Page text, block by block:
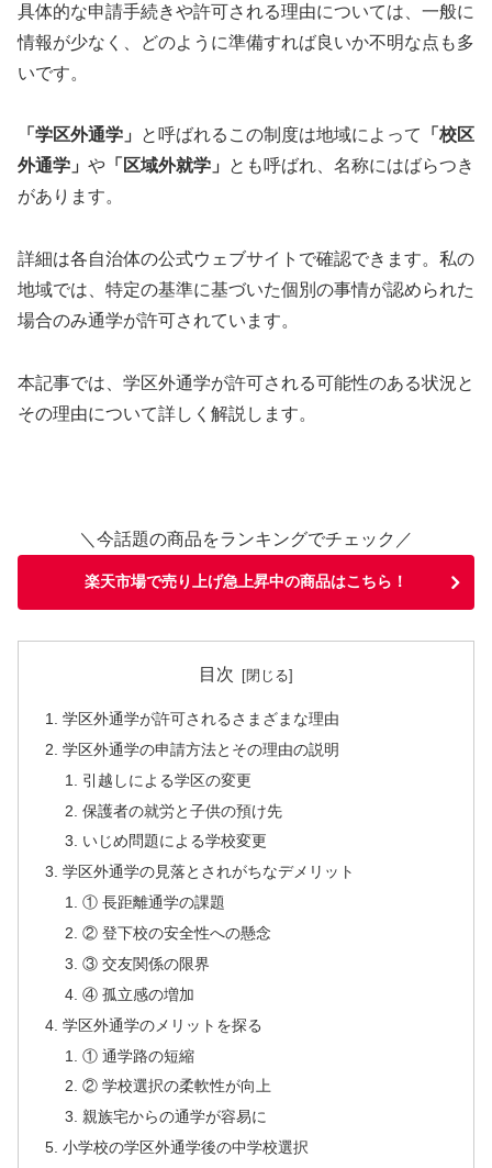
具体的な申請手続きや許可される理由については、一般に
情報が少なく、どのように準備すれば良いか不明な点も多
いです。
「学区外通学」 と呼ばれるこの制度は地域によって
「校区
外通学」 や 「区域外就学」
とも呼ばれ、名称にはばらつき
があります。
詳細は各自治体の公式ウェブサイトで確認できます。私の
地域では、特定の基準に基づいた個別の事情が認められた
場合のみ通学が許可されています。
本記事では、学区外通学が許可される可能性のある状況と
その理由について詳しく解説します。
＼今話題の商品をランキングでチェック／
楽天市場で売り上げ急上昇中の商品はこちら！
目次
学区外通学が許可されるさまざまな理由
学区外通学の申請方法とその理由の説明
引越しによる学区の変更
保護者の就労と子供の預け先
いじめ問題による学校変更
学区外通学の見落とされがちなデメリット
① 長距離通学の課題
② 登下校の安全性への懸念
③ 交友関係の限界
④ 孤立感の増加
学区外通学のメリットを探る
① 通学路の短縮
② 学校選択の柔軟性が向上
親族宅からの通学が容易に
小学校の学区外通学後の中学校選択